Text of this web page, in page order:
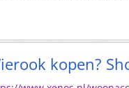
kopen?